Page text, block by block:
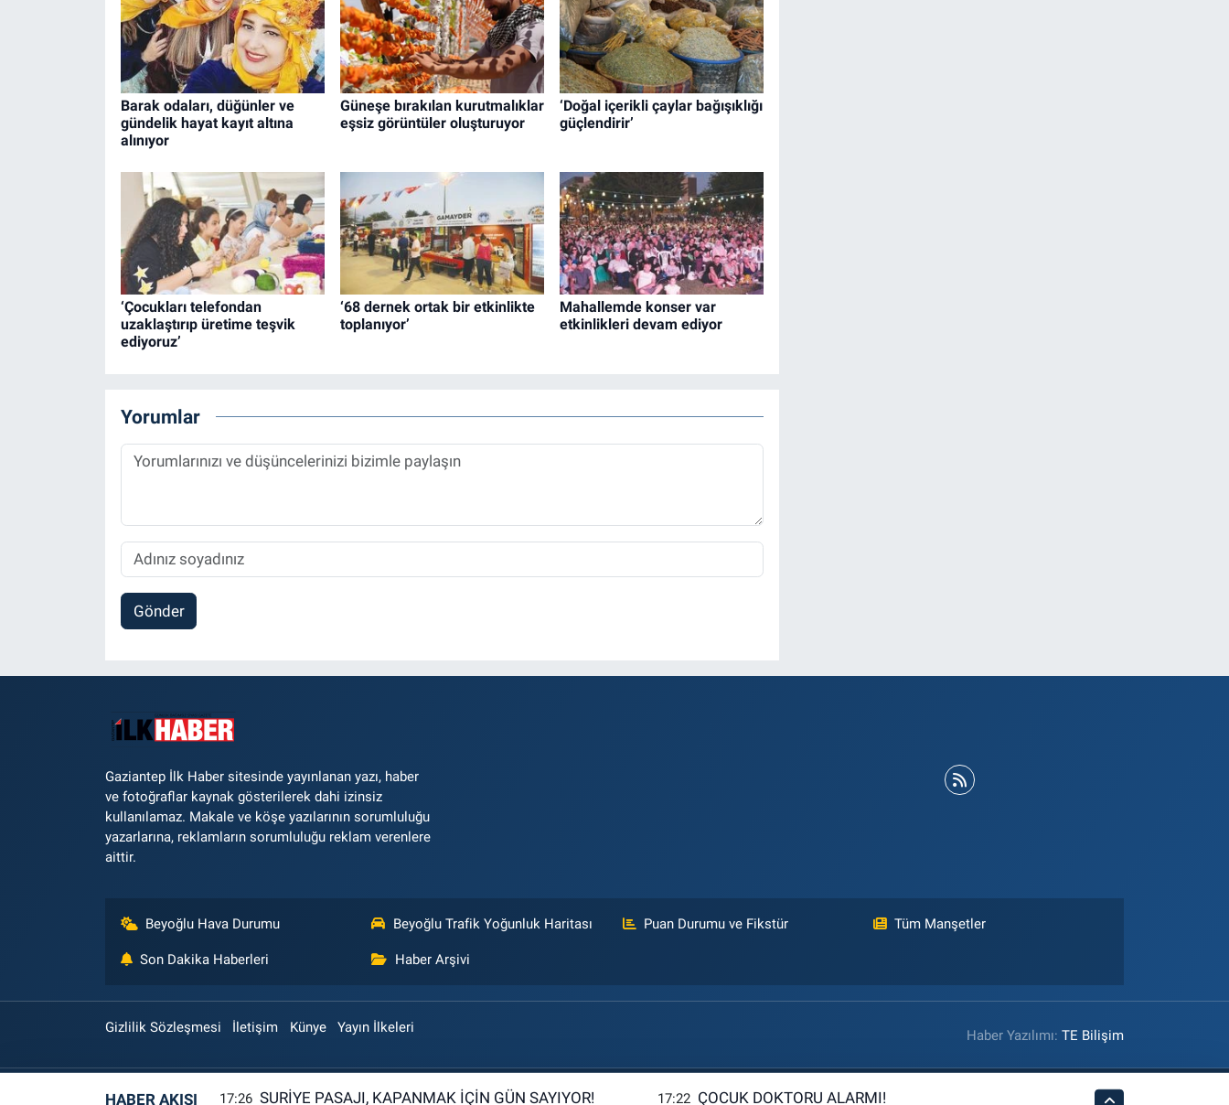
Barak odaları, düğünler ve
gündelik hayat kayıt altına
alınıyor
Güneşe bırakılan kurutmalıklar
eşsiz görüntüler oluşturuyor
‘Doğal içerikli çaylar bağışıklığı
güçlendirir’
‘Çocukları telefondan
uzaklaştırıp üretime teşvik
ediyoruz’
‘68 dernek ortak bir etkinlikte
toplanıyor’
Mahallemde konser var
etkinlikleri devam ediyor
Yorumlar
Gönder
Gaziantep İlk Haber sitesinde yayınlanan yazı, haber
ve fotoğraflar kaynak gösterilerek dahi izinsiz
kullanılamaz. Makale ve köşe yazılarının sorumluluğu
yazarlarına, reklamların sorumluluğu reklam verenlere
aittir.
Beyoğlu Hava Durumu Beyoğlu Trafik Yoğunluk Haritası Puan Durumu ve Fikstür Tüm Manşetler
Son Dakika Haberleri Haber Arşivi
Gizlilik Sözleşmesi İletişim Künye Yayın İlkeleri Haber Yazılımı:TE Bilişim
HABER AKIŞI 17:26 SURİYE PASAJI, KAPANMAK İÇİN GÜN SAYIYOR! 17:22 ÇOCUK DOKTORU ALARMI!